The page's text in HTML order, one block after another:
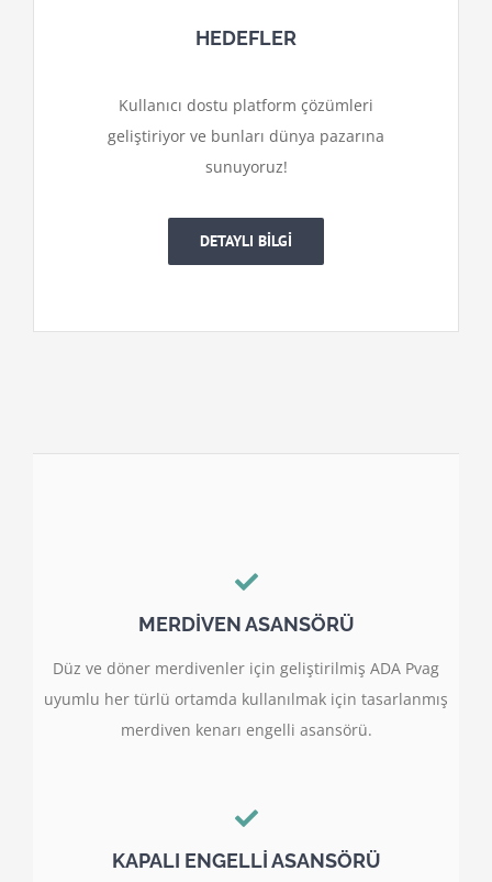
HEDEFLER
Kullanıcı dostu platform çözümleri
geliştiriyor ve bunları dünya pazarına
sunuyoruz!
DETAYLI BİLGİ
MERDİVEN ASANSÖRÜ
Düz ve döner merdivenler için geliştirilmiş ADA Pvag
uyumlu her türlü ortamda kullanılmak için tasarlanmış
merdiven kenarı engelli asansörü.
KAPALI ENGELLİ ASANSÖRÜ